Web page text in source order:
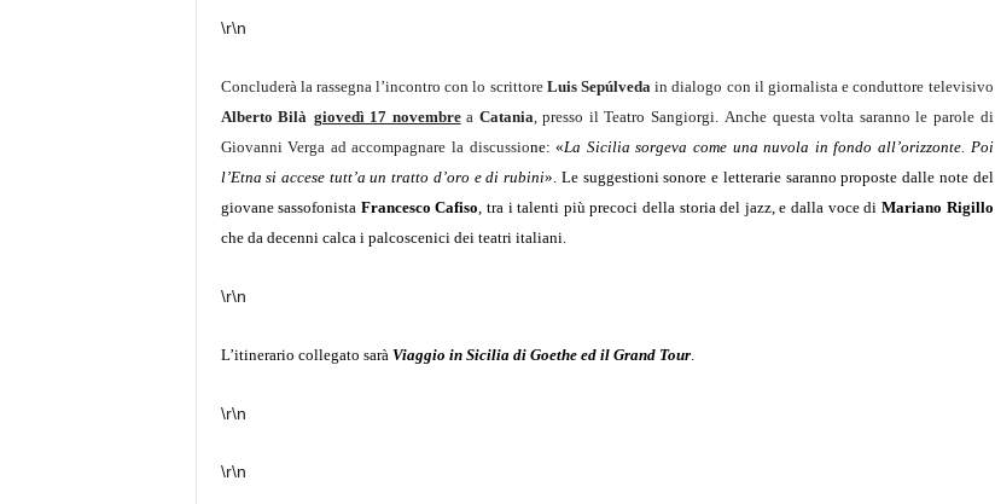
\r\n
Concluderà la rassegna l’incontro con lo scrittore Luis Sepúlvedain dialogo con il giornalista e conduttore televisivo
Alberto Bilà giovedì 17 novembrea Catania, presso il Teatro Sangiorgi. Anche questa volta saranno le parole di
Giovanni Verga ad accompagnare la discussione:«La Sicilia sorgeva come una nuvola in fondo all’orizzonte. Poi
l’Etna si accese tutt’a un tratto d’oro e di rubini». Le suggestioni sonore e letterarie saranno proposte dalle note del
giovanesassofonista Francesco Cafiso, tra i talenti più precoci della storia del jazz, e dalla voce di Mariano Rigillo
che da decenni calca i palcoscenici dei teatri italiani.
\r\n
L’itinerario collegato sarà Viaggio in Sicilia di Goethe ed il Grand Tour.
\r\n
\r\n